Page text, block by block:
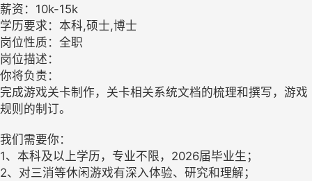
薪资：10k-15k
学历要求：本科,硕士,博士
岗位性质：全职
岗位描述：
你将负责：
完成游戏关卡制作，关卡相关系统文档的梳理和撰写，游戏
规则的制订。
我们需要你：
1、本科及以上学历，专业不限，2026届毕业生；
2、对三消等休闲游戏有深入体验、研究和理解；